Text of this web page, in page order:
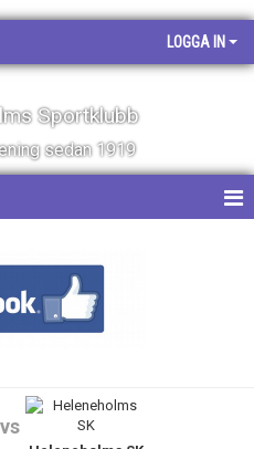
LOGGA IN
Sportklubb
sedan 1919
vs